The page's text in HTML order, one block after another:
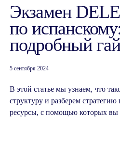
Экзамен DELE
по
подробный
5 сентября 2024
В этой статье мы узнаем, что
структуру и разберем
ресурсы, с помощью которых вы